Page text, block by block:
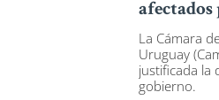
La Cámara
Uruguay
justificada la
gobierno.